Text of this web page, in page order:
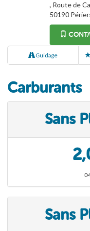
, Route de
50190
Guidage
Carburants
Sans
Sans